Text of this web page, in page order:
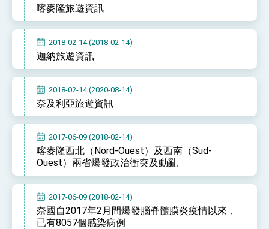
喀麥隆旅遊資訊
2018-02-14 (2018-02-14)
迦納旅遊資訊
2018-02-14 (2020-08-14)
奈及利亞旅遊資訊
2017-06-09 (2018-02-14)
喀麥隆西北（Nord-Ouest）及西南（Sud-
Ouest）兩省爆發政治衝突及動亂
2017-06-09 (2018-02-14)
奈國自2017年2月間爆發腦脊髓膜炎疫情以來，
已有8057個感染病例